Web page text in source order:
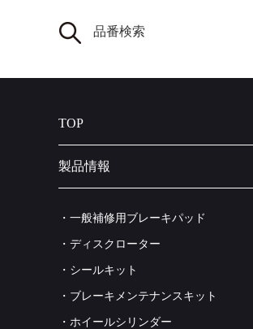
品番検索
TOP
製品情報
・一般補修用ブレーキパッド
・ディスクローター
・シールキット
・ブレーキメンテナンスキット
・ホイールシリンダー